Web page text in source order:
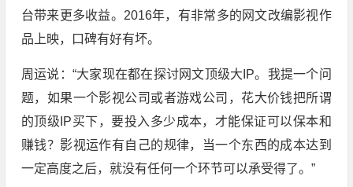
台带来更多收益。2016年，有非常多的网文改编影视作
品上映，口碑有好有坏。
周运说：“大家现在都在探讨网文顶级大IP。我提一个问
题，如果一个影视公司或者游戏公司，花大价钱把所谓
的顶级IP买下，要投入多少成本，才能保证可以保本和
赚钱？影视运作有自己的规律，当一个东西的成本达到
一定高度之后，就没有任何一个环节可以承受得了。”